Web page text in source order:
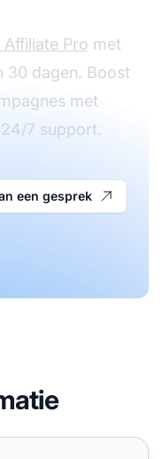
Affiliate Pro met
30 dagen. Boost
met
7 support.
een gesprek
Te Houden Bij